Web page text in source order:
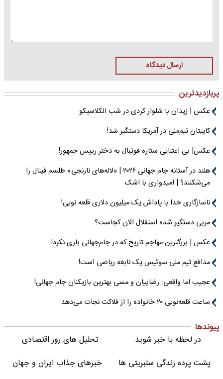
ارسال دیدگاه
پربازدیدترین
عکس | زیدان با شلوار کردی در شب الکلاسیکو
کاپیتان تیم‌ملی در آمریکا دستگیر شد!
عکس| بی اعتنایی ستاره فوتبال به دختر رییس جمهور!
هلند در آستانه جام جهانی ۲۰۲۶ | «لاله‌های نارنجی» طلسم فینال را
می‌شکنند؟ | امیدواری با اشک
ناسازگاری خدا با پاداش یک میلیون دلاری قلعه نویی!
مربی دستگیر شده استقلال الان کجاست؟
عکس | بزرگترین مهاجم تاریخ که در جام‌جهانی بازی نکرد!
مدافع تیم ملی سوئیس یک نابغه ریاضی است!
عجیب اما واقعی: رضاییان و مسی بهترین بازیکنان جام جهانی!
ساعت قلعه‌نویی ۲۰ خانواده را از فلاکت نجات می‌دهد
پیوندها
در لحظه با خبر شوید
تحلیل های روز اقتصادی
پشت پرده زندگی سلبریتی ها
خبرهای جذاب ایران و جهان